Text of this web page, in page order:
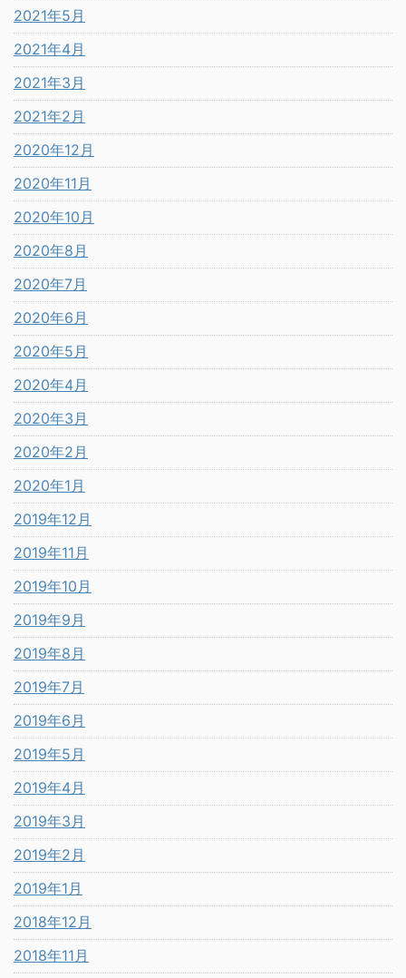
2021年5月
2021年4月
2021年3月
2021年2月
2020年12月
2020年11月
2020年10月
2020年8月
2020年7月
2020年6月
2020年5月
2020年4月
2020年3月
2020年2月
2020年1月
2019年12月
2019年11月
2019年10月
2019年9月
2019年8月
2019年7月
2019年6月
2019年5月
2019年4月
2019年3月
2019年2月
2019年1月
2018年12月
2018年11月